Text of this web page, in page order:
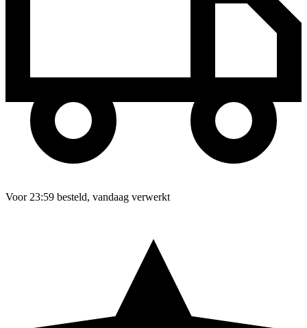
Voor 23:59 besteld, vandaag verwerkt